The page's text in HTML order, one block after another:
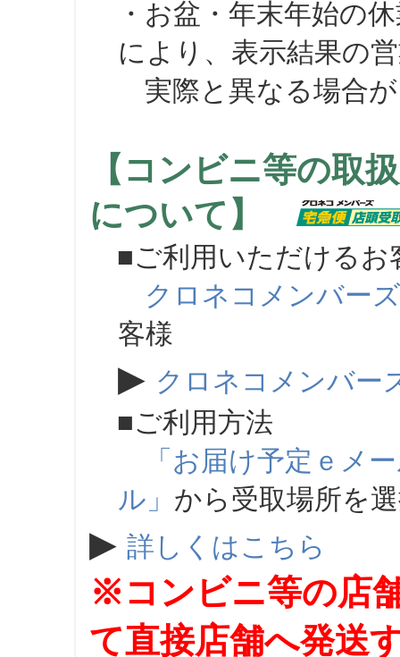
・お盆・年末年始の
により、表示結果の
実際と異なる場合が
【コンビニ等の取
について】
■ご利用いただけるお
クロネコメンバーズ
客様
▶ クロネコメンバー
■ご利用方法
「お届け予定ｅメ
ル」 から受取場所を
▶ 詳しくはこちら
※コンビニ等の店
て直接店舗へ発送